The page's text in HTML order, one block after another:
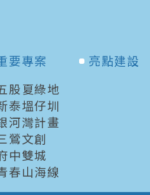
要專案
股夏綠地
泰塭仔圳
河灣計畫
鶯文創
中雙城
春山海線
亮點建設